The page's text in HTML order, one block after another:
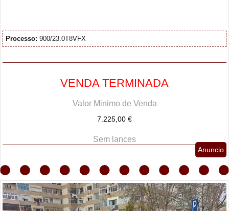
Processo: 900/23.0T8VFX
VENDA TERMINADA
Valor Minimo de Venda
7.225,00 €
Sem lances
Anuncio